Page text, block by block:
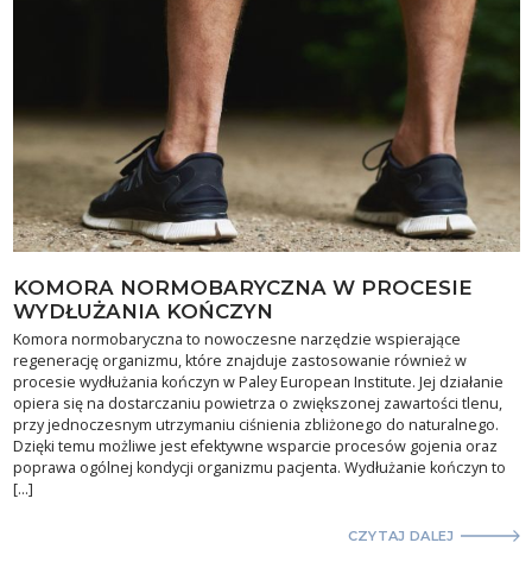
KOMORA NORMOBARYCZNA W PROCESIE
WYDŁUŻANIA KOŃCZYN
Komora normobaryczna to nowoczesne narzędzie wspierające
regenerację organizmu, które znajduje zastosowanie również w
procesie wydłużania kończyn w Paley European Institute. Jej działanie
opiera się na dostarczaniu powietrza o zwiększonej zawartości tlenu,
przy jednoczesnym utrzymaniu ciśnienia zbliżonego do naturalnego.
Dzięki temu możliwe jest efektywne wsparcie procesów gojenia oraz
poprawa ogólnej kondycji organizmu pacjenta. Wydłużanie kończyn to
[…]
CZYTAJ DALEJ